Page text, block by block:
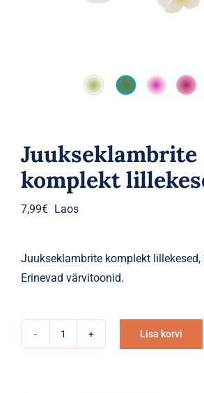
Eripakkumised
Juukseklambrite
komplekt
7,99€ Laos
Juukseklambrite komplekt lillekesed,
Erinevad värvitoonid.
Lisa korvi
Alternative: